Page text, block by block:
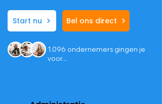
Start nu Bel ons direct
1.096 ondernemers gingen je
voor...